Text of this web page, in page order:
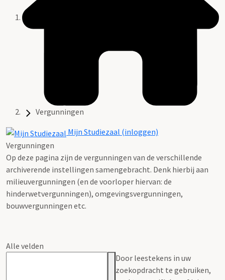
Vergunningen
Mijn Studiezaal (inloggen)
Vergunningen
Op deze pagina zijn de vergunningen van de verschillende
archiverende instellingen samengebracht. Denk hierbij aan
milieuvergunningen (en de voorloper hiervan: de
hinderwetvergunningen), omgevingsvergunningen,
bouwvergunningen etc.
Alle velden
Door leestekens in uw
zoekopdracht te gebruiken,